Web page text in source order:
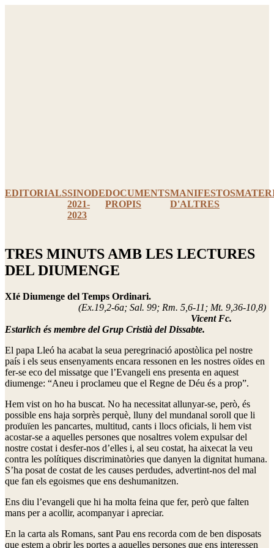
EDITORIALSSINODE
2021-
2023
DOCUMENTS
PROPIS
MANIFESTOS
D'ALTRES
TRES MINUTS AMB LES LECTURES
DEL DIUMENGE
XIé Diumenge del Temps Ordinari.
(Ex.19,2-6a; Sal. 99; Rm. 5,6-11; Mt. 9,36-10,8)
Vicent Fc.
Estarlich és membre del Grup Cristià del Dissabte.
El papa Lleó ha acabat la seua peregrinació apostòlica pel nostre
país i els seus ensenyaments encara ressonen en les nostres oïdes en
fer-se eco del missatge que l’Evangeli ens presenta en aquest
diumenge: “Aneu i proclameu que el Regne de Déu és a prop”.
Hem vist on ho ha buscat. No ha necessitat allunyar-se, però, és
possible ens haja sorprès perquè, lluny del mundanal soroll que li
produïen les pancartes, multitud, cants i llocs oficials, li hem vist
acostar-se a aquelles persones que nosaltres volem expulsar del
nostre costat i desfer-nos d’elles i, al seu costat, ha aixecat la veu
contra les polítiques discriminatòries que danyen la dignitat humana.
S’ha posat de costat de les causes perdudes, advertint-nos del mal
que fan els egoismes que ens deshumanitzen.
Ens diu l’evangeli que hi ha molta feina que fer, però que falten
mans per a acollir, acompanyar i apreciar.
En la carta als Romans, sant Pau ens recorda com de ben disposats
que estem a obrir les portes a aquelles persones que ens interessen